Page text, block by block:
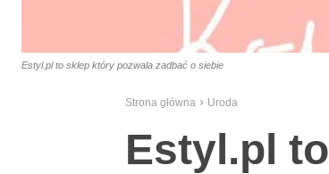
Estyl.pl to sklep który pozwala zadbać o siebie
Strona główna Uroda
Estyl.pl